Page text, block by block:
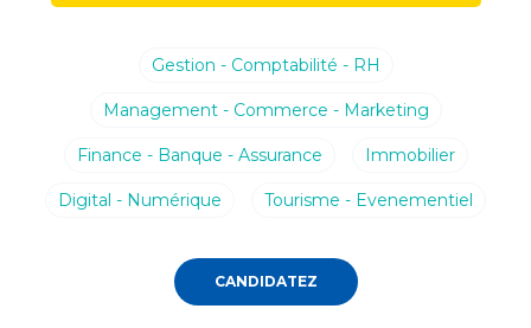
Gestion - Comptabilité - RH
Management - Commerce - Marketing
Finance - Banque - Assurance Immobilier
Digital - Numérique Tourisme - Evenementiel
CANDIDATEZ